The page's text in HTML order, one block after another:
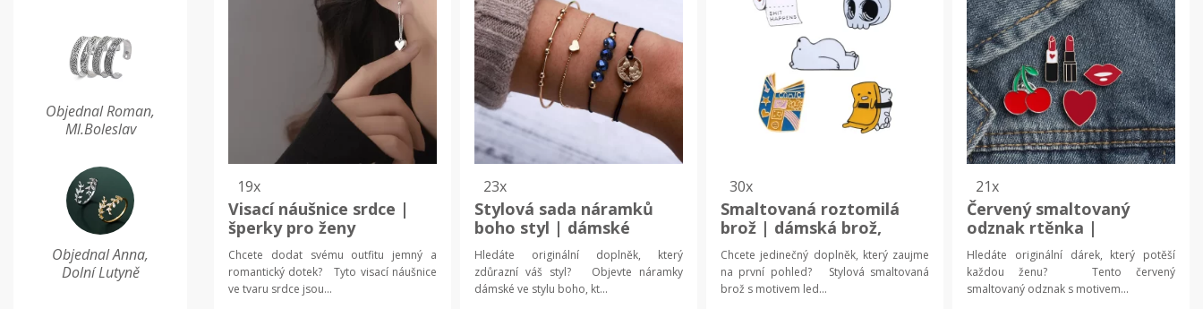
Objednal Roman,
Ml.Boleslav
Objednal Anna,
Dolní Lutyně
19x
Visací náušnice srdce |
šperky pro ženy
Chcete dodat svému outfitu jemný a
romantický dotek? Tyto visací náušnice
ve tvaru srdce jsou...
23x
Stylová sada náramků
boho styl | dámské
šperky, boho náramky
Hledáte originální doplněk, který
zdůrazní váš styl? Objevte náramky
dámské ve stylu boho, kt...
30x
Smaltovaná roztomilá
brož | dámská brož,
pánská brož
Chcete jedinečný doplněk, který zaujme
na první pohled? Stylová smaltovaná
brož s motivem led...
21x
Červený smaltovaný
odznak rtěnka |
originální dárek | dárek
pro ženy
Hledáte originální dárek, který potěší
každou ženu? Tento červený
smaltovaný odznak s motivem...